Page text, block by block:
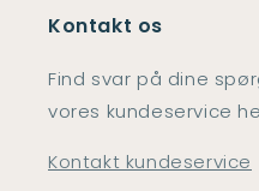
Kontakt os
Find svar på dine
vores kundeservice
Kontakt kundeservice